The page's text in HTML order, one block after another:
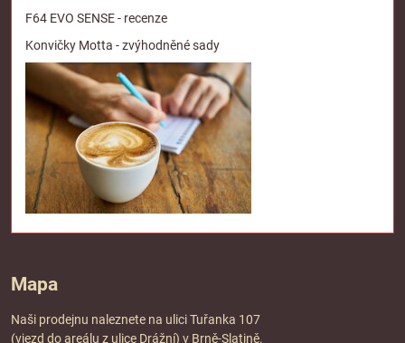
F64 EVO SENSE - recenze
Konvičky Motta - zvýhodněné sady
Mapa
Naši prodejnu naleznete na ulici Tuřanka 107
(vjezd do areálu z ulice Drážní) v Brně-Slatině.